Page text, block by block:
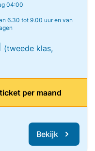
04:00
6.30 tot 9.00 uur en van
(tweede klas,
per maand
Bekijk